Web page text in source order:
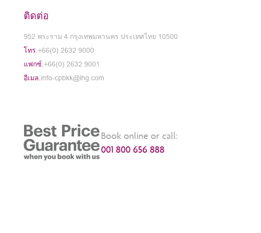
ติดต่อ
952 พระราม 4 กรุงเทพมหานคร ประเทศไทย 10500
โทร. +66(0) 2632 9000
แฟกซ์. +66(0) 2632 9001
อีเมล. info-cpbkk@ihg.com
Book online or call:
001 800 656 888